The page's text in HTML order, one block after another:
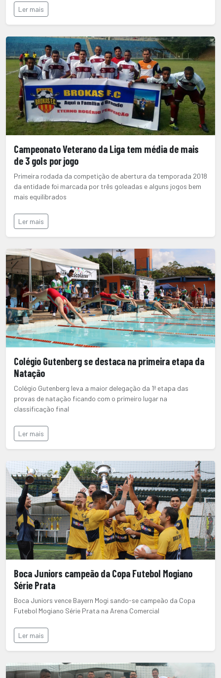
Ler mais
Campeonato Veterano da Liga tem média de mais
de 3 gols por jogo
Primeira rodada da competição de abertura da temporada 2018
da entidade foi marcada por três goleadas e alguns jogos bem
mais equilibrados
Ler mais
Colégio Gutenberg se destaca na primeira etapa da
Natação
Colégio Gutenberg leva a maior delegação da 1ª etapa das
provas de natação ficando com o primeiro lugar na
classificação final
Ler mais
Boca Juniors campeão da Copa Futebol Mogiano
Série Prata
Boca Juniors vence Bayern Mogi sando-se campeão da Copa
Futebol Mogiano Série Prata na Arena Comercial
Ler mais